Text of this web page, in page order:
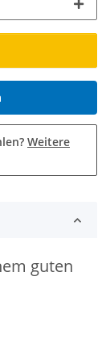
Weitere
guten